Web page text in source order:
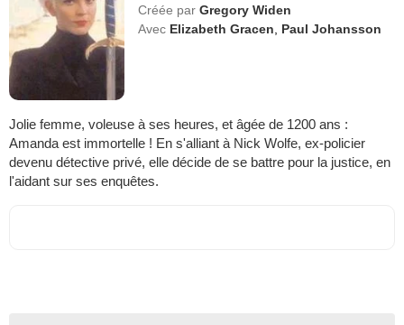
Créée par Gregory Widen
Avec Elizabeth Gracen Paul Johansson
Jolie femme, voleuse à ses heures, et âgée de 1200 ans :
Amanda est immortelle ! En s'alliant à Nick Wolfe, ex-policier
devenu détective privé, elle décide de se battre pour la justice, en
l'aidant sur ses enquêtes.